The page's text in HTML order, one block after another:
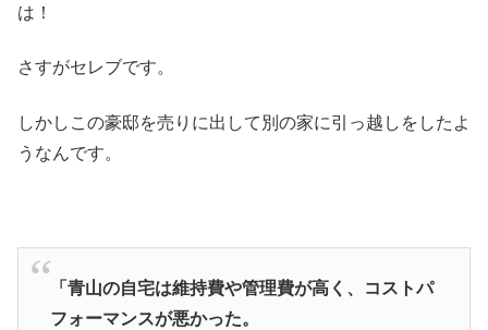
は！
さすがセレブです。
しかしこの豪邸を売りに出して別の家に引っ越しをしたよ
うなんです。
「青山の自宅は維持費や管理費が高く、コストパ
フォーマンスが悪かった。